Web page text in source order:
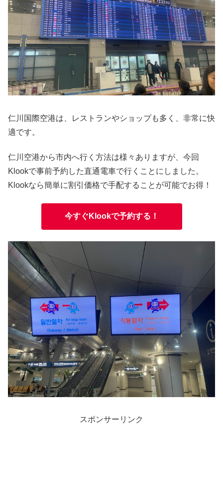
仁川国際空港は、レストランやショップも多く、非常に快
適です。
仁川空港から市内へ行く方法は様々ありますが、今回
Klookで事前予約した直通電車で行くことにしました。
Klookなら簡単に割引価格で手配することが可能でお得！
今すぐKlookで予約する！
スポンサーリンク